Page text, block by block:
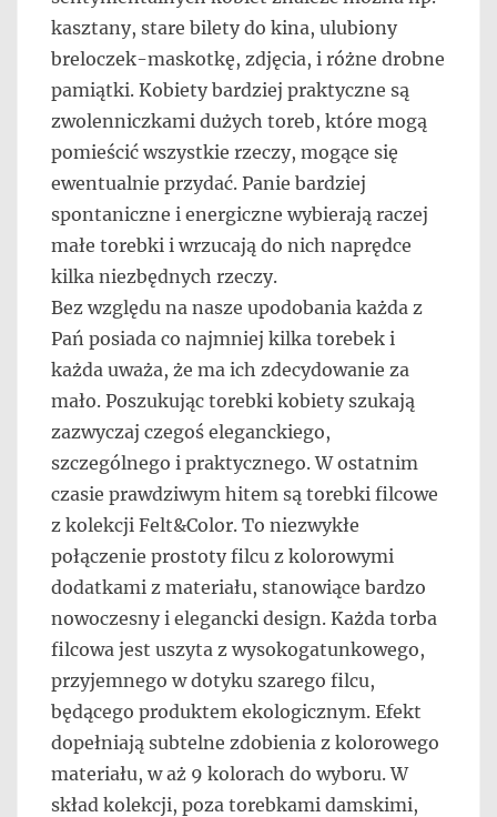
kasztany, stare bilety do kina, ulubiony
breloczek-maskotkę, zdjęcia, i różne drobne
pamiątki. Kobiety bardziej praktyczne są
zwolenniczkami dużych toreb, które mogą
pomieścić wszystkie rzeczy, mogące się
ewentualnie przydać. Panie bardziej
spontaniczne i energiczne wybierają raczej
małe torebki i wrzucają do nich naprędce
kilka niezbędnych rzeczy.
Bez względu na nasze upodobania każda z
Pań posiada co najmniej kilka torebek i
każda uważa, że ma ich zdecydowanie za
mało. Poszukując torebki kobiety szukają
zazwyczaj czegoś eleganckiego,
szczególnego i praktycznego. W ostatnim
czasie prawdziwym hitem są torebki filcowe
z kolekcji Felt&Color. To niezwykłe
połączenie prostoty filcu z kolorowymi
dodatkami z materiału, stanowiące bardzo
nowoczesny i elegancki design. Każda torba
filcowa jest uszyta z wysokogatunkowego,
przyjemnego w dotyku szarego filcu,
będącego produktem ekologicznym. Efekt
dopełniają subtelne zdobienia z kolorowego
materiału, w aż 9 kolorach do wyboru. W
skład kolekcji, poza torebkami damskimi,